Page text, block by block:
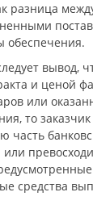
разница
обеспечения.
вывод,
и ценой
или
то
часть
средства